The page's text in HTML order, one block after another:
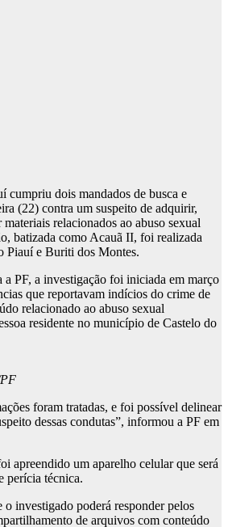
cumpriu dois mandados de busca e
(22) contra um suspeito de adquirir,
relacionados ao abuso sexual
batizada como Acauã II, foi realizada
Piauí e Buriti dos Montes.
a PF, a investigação foi iniciada em março
que reportavam indícios do crime de
relacionado ao abuso sexual
residente no município de Castelo do
foram tratadas, e foi possível delinear
dessas condutas”, informou a PF em
apreendido um aparelho celular que será
perícia técnica.
investigado poderá responder pelos
de arquivos com conteúdo